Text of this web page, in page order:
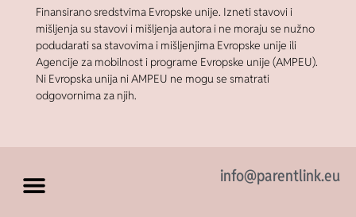
Finansirano sredstvima Evropske unije. Izneti stavovi i
mišljenja su stavovi i mišljenja autora i ne moraju se nužno
podudarati sa stavovima i mišljenjima Evropske unije ili
Agencije za mobilnost i programe Evropske unije (AMPEU).
Ni Evropska unija ni AMPEU ne mogu se smatrati
odgovornima za njih.
info@parentlink.eu